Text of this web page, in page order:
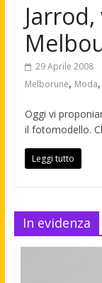
moda
maschile
29 Aprile 2008
Melborune, Moda,
Oggi vi
il fotomodello.
Leggi tutto
In evidenza